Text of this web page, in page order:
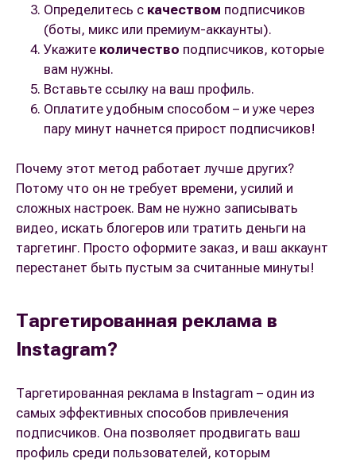
Определитесь с качеством подписчиков
(боты, микс или премиум-аккаунты).
Укажите количество подписчиков, которые
вам нужны.
Вставьте ссылку на ваш профиль.
Оплатите удобным способом – и уже через
пару минут начнется прирост подписчиков!
Почему этот метод работает лучше других?
Потому что он не требует времени, усилий и
сложных настроек. Вам не нужно записывать
видео, искать блогеров или тратить деньги на
таргетинг. Просто оформите заказ, и ваш аккаунт
перестанет быть пустым за считанные минуты!
Таргетированная реклама в
Instagram?
Таргетированная реклама в Instagram – один из
самых эффективных способов привлечения
подписчиков. Она позволяет продвигать ваш
профиль среди пользователей, которым